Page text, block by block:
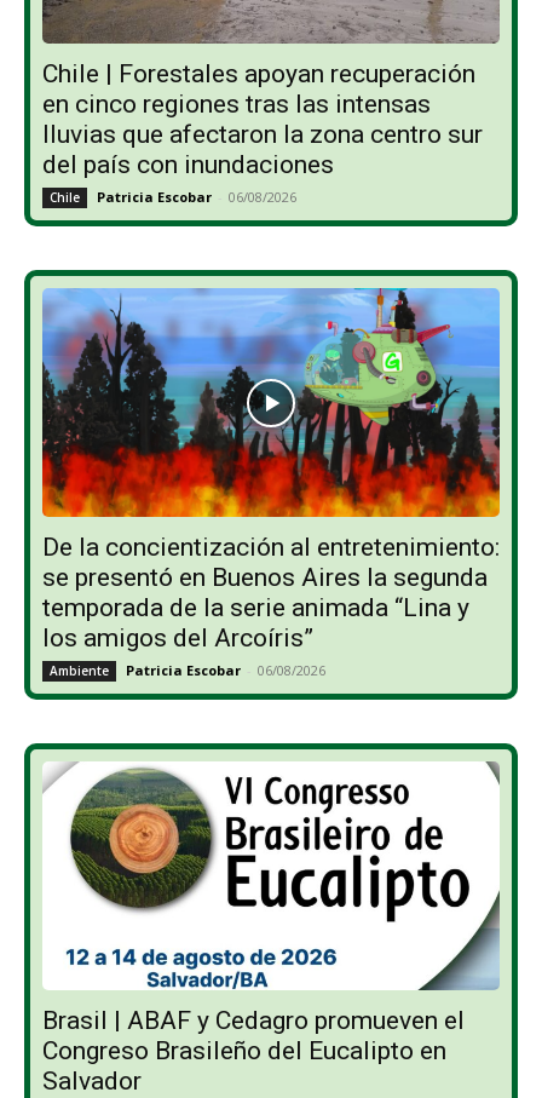
Chile | Forestales apoyan recuperación
en cinco regiones tras las intensas
lluvias que afectaron la zona centro sur
del país con inundaciones
Chile Patricia Escobar - 06/08/2026
De la concientización al entretenimiento:
se presentó en Buenos Aires la segunda
temporada de la serie animada “Lina y
los amigos del Arcoíris”
Ambiente Patricia Escobar - 06/08/2026
Brasil | ABAF y Cedagro promueven el
Congreso Brasileño del Eucalipto en
Salvador